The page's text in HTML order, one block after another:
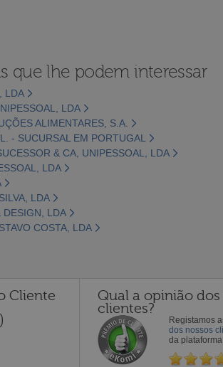
que lhe podem interessar
LDA
LDA
ALIMENTARES, S.A.
- SUCURSAL EM PORTUGAL
& CA, UNIPESSOAL, LDA
LDA
LDA
DESIGN, LDA
COSTA, LDA
Cliente Qual a opinião dos
clientes?
Registamos
dos nossos
da